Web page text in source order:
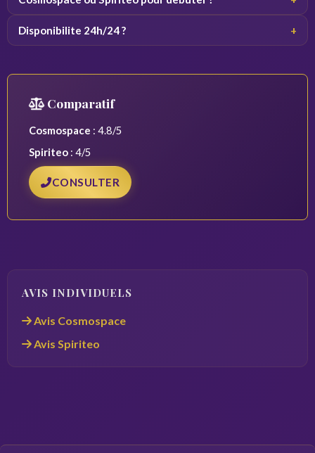
Disponibilite 24h/24 ?
+
Comparatif
Cosmospace : 4.8/5
Spiriteo : 4/5
CONSULTER
AVIS INDIVIDUELS
Avis Cosmospace
Avis Spiriteo